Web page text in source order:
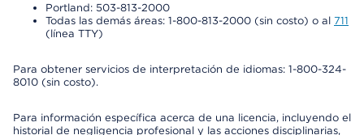
Portland: 503-813-2000
Todas las demás áreas: 1-800-813-2000 (sin costo) o al 711
(línea TTY)
Para obtener servicios de interpretación de idiomas: 1-800-324-
8010 (sin costo).
Para información específica acerca de una licencia, incluyendo el
historial de negligencia profesional y las acciones disciplinarias,